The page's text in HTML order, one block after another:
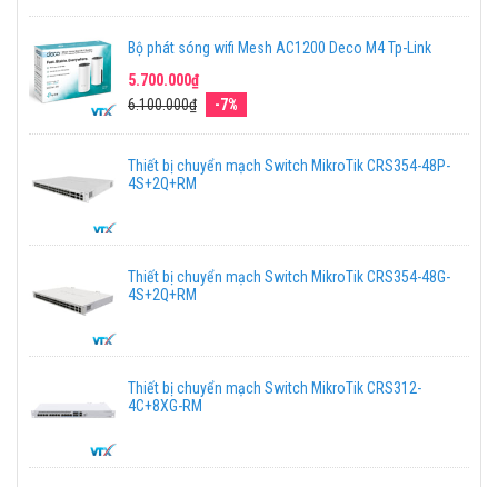
Bộ phát sóng wifi Mesh AC1200 Deco M4 Tp-Link
5.700.000₫
6.100.000₫
-7%
Thiết bị chuyển mạch Switch MikroTik CRS354-48P-
4S+2Q+RM
Thiết bị chuyển mạch Switch MikroTik CRS354-48G-
4S+2Q+RM
Thiết bị chuyển mạch Switch MikroTik CRS312-
4C+8XG-RM